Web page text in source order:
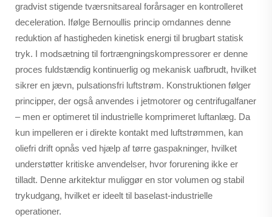
gradvist stigende tværsnitsareal forårsager en kontrolleret
deceleration. Ifølge Bernoullis princip omdannes denne
reduktion af hastigheden kinetisk energi til brugbart statisk
tryk. I modsætning til fortrængningskompressorer er denne
proces fuldstændig kontinuerlig og mekanisk uafbrudt, hvilket
sikrer en jævn, pulsationsfri luftstrøm. Konstruktionen følger
principper, der også anvendes i jetmotorer og centrifugalfaner
– men er optimeret til industrielle komprimeret luftanlæg. Da
kun impelleren er i direkte kontakt med luftstrømmen, kan
oliefri drift opnås ved hjælp af tørre gaspakninger, hvilket
understøtter kritiske anvendelser, hvor forurening ikke er
tilladt. Denne arkitektur muliggør en stor volumen og stabil
trykudgang, hvilket er ideelt til baselast-industrielle
operationer.